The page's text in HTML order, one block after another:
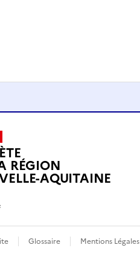
RÉGION
AQUITAINE
Glossaire Mentions Légales